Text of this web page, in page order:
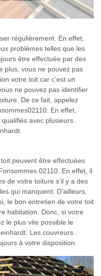
régulièrement. En effet,
problèmes telles que les
être effectuée par des
plus, vous ne pouvez pas
votre toit car c’est un
ne pouvez pas identifier
De ce fait, appelez
En effet,
avec plusieurs
peuvent être effectuées
02110. En effet, il
de votre toiture s’il y a des
qui manquent. D’ailleurs,
le bon entretien de votre toit
habitation. Donc, si votre
le plus vite possible le
Les couvreurs
à votre disposition.